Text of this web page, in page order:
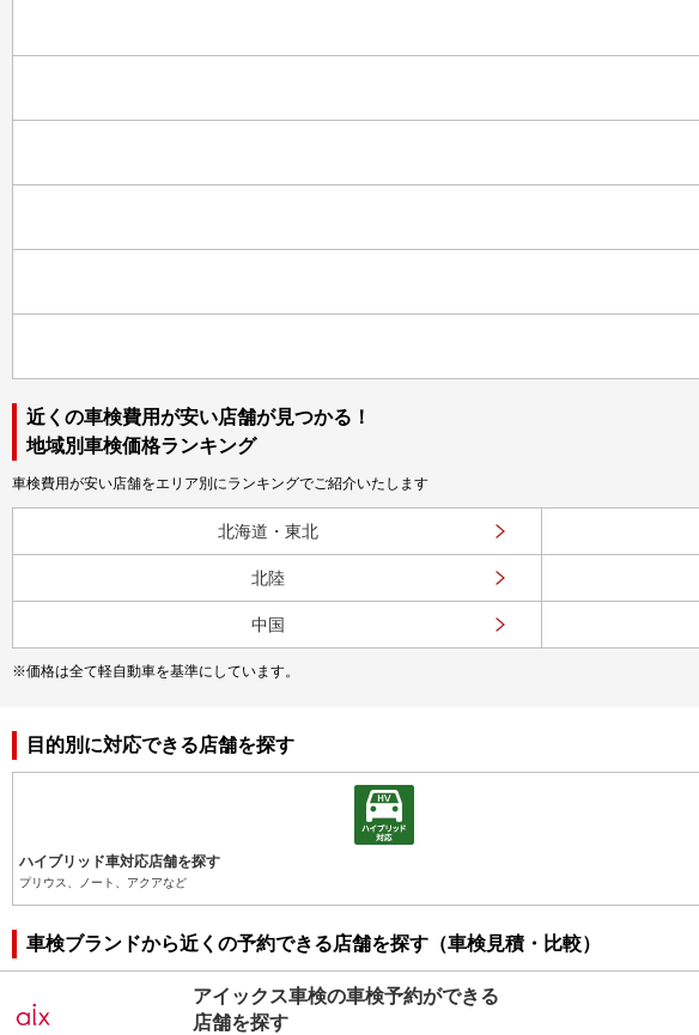
近くの車検費用が安い店舗が見つかる！
地域別車検価格ランキング
車検費用が安い店舗をエリア別にランキングでご紹介いたします
北海道・東北
北陸
中国
※価格は全て軽自動車を基準にしています。
目的別に対応できる店舗を探す
ハイブリッド車対応店舗を探す
プリウス、ノート、アクアなど
車検ブランドから近くの予約できる店舗を探す（車検見積・比較）
アイックス車検の車検予約ができる
店舗を探す